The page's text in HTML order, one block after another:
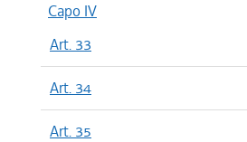
Capo IV
Art. 33
Art. 34
Art. 35